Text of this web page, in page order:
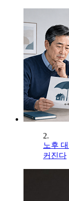
2.
노후
커진다